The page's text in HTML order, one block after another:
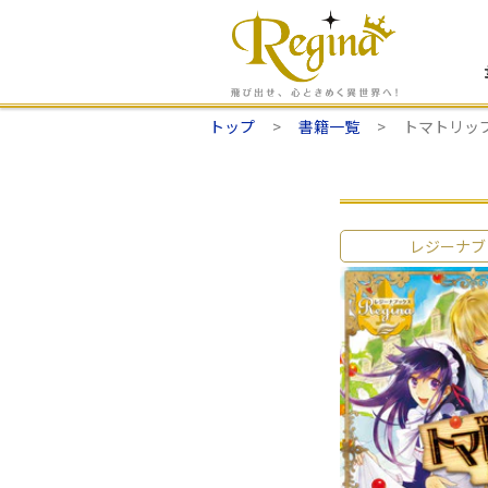
トップ 書籍一覧 トマトリッ
レジーナ